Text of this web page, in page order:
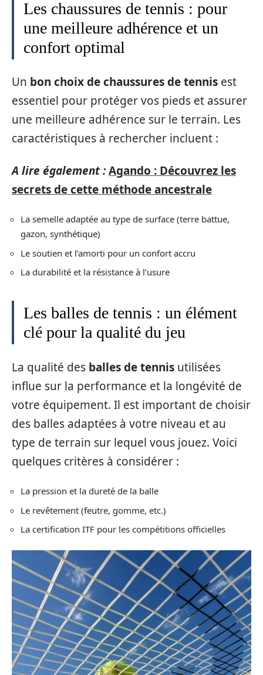
Les chaussures de tennis : pour
une meilleure adhérence et un
confort optimal
Un bon choix de chaussures de tennis est
essentiel pour protéger vos pieds et assurer
une meilleure adhérence sur le terrain. Les
caractéristiques à rechercher incluent :
A lire également :Agando : Découvrez les
secrets de cette méthode ancestrale
La semelle adaptée au type de surface (terre battue,
gazon, synthétique)
Le soutien et l’amorti pour un confort accru
La durabilité et la résistance à l’usure
Les balles de tennis : un élément
clé pour la qualité du jeu
La qualité des balles de tennis utilisées
influe sur la performance et la longévité de
votre équipement. Il est important de choisir
des balles adaptées à votre niveau et au
type de terrain sur lequel vous jouez. Voici
quelques critères à considérer :
La pression et la dureté de la balle
Le revêtement (feutre, gomme, etc.)
La certification ITF pour les compétitions officielles